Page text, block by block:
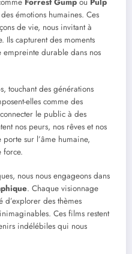
émotions humaines. Ces
de vie, nous invitant à
Ils capturent des moments
empreinte durable dans nos
touchant des générations
elles comme des
le public à des
nos peurs, nos rêves et nos
sur l’âme humaine,
force.
nous nous engageons dans
. Chaque visionnage
d’explorer des thèmes
Ces films restent
indélébiles qui nous